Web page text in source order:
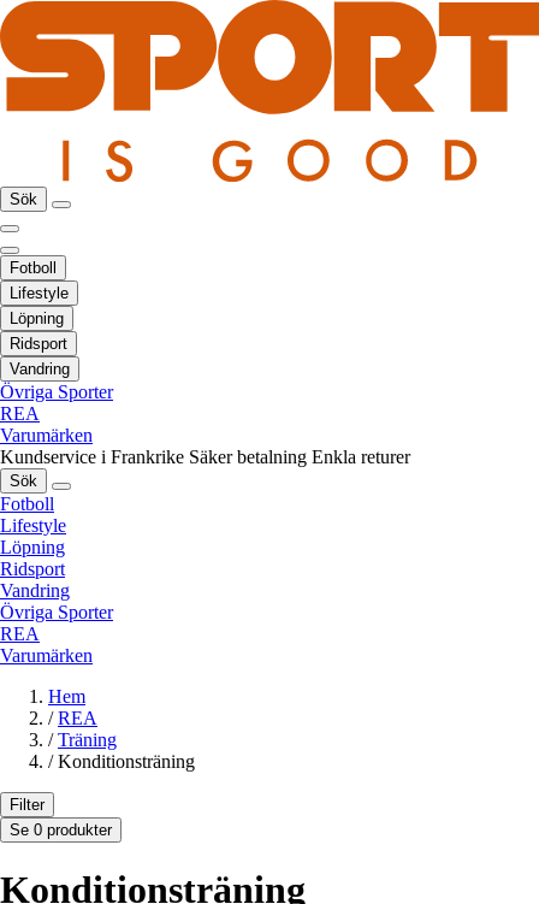
Sök
Fotboll
Lifestyle
Löpning
Ridsport
Vandring
Övriga Sporter
REA
Varumärken
Kundservice i Frankrike Säker betalning Enkla returer
Sök
Fotboll
Lifestyle
Löpning
Ridsport
Vandring
Övriga Sporter
REA
Varumärken
Hem
/ REA
/ Träning
/ Konditionsträning
Filter
Se 0 produkter
Konditionsträning